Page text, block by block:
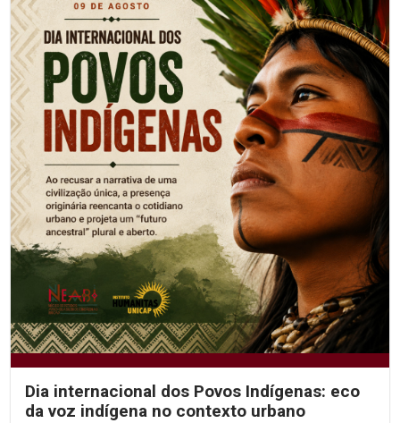
Dia internacional dos Povos Indígenas: eco
da voz indígena no contexto urbano